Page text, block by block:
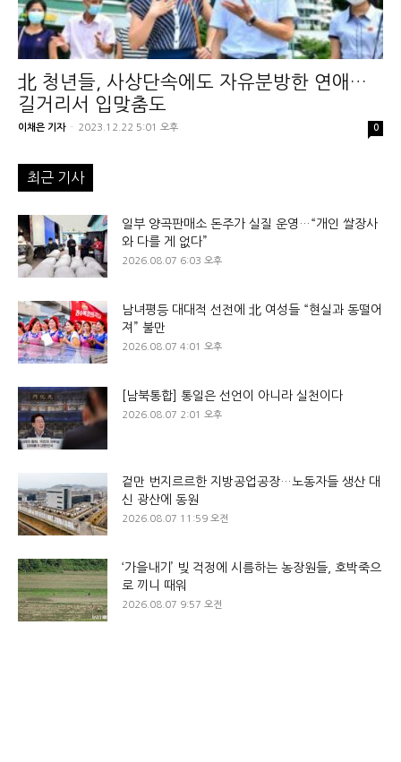
北 청년들, 사상단속에도 자유분방한 연애…
길거리서 입맞춤도
이채은 기자 - 2023.12.22 5:01 오후 0
최근 기사
일부 양곡판매소 돈주가 실질 운영…“개인 쌀장사
와 다를 게 없다”
2026.08.07 6:03 오후
남녀평등 대대적 선전에 北 여성들 “현실과 동떨어
져” 불만
2026.08.07 4:01 오후
[남북통합] 통일은 선언이 아니라 실천이다
2026.08.07 2:01 오후
겉만 번지르르한 지방공업공장…노동자들 생산 대
신 광산에 동원
2026.08.07 11:59 오전
‘가을내기’ 빚 걱정에 시름하는 농장원들, 호박죽으
로 끼니 때워
2026.08.07 9:57 오전